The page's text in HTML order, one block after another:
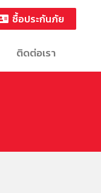
ซื้อประกันภัย
ติดต่อเรา